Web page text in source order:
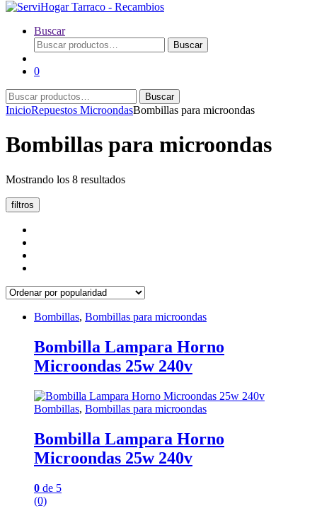
Buscar
Buscar
por:
Buscar
0
Buscar
por:
Buscar
InicioRepuestos MicroondasBombillas para microondas
Bombillas para microondas
Mostrando los 8 resultadosOrdenado
filtros
Bombillas, Bombillas para microondas
Bombilla Lampara Horno
Microondas 25w 240v
Bombillas, Bombillas para microondas
Bombilla Lampara Horno
Microondas 25w 240v
0 de 5
(0)